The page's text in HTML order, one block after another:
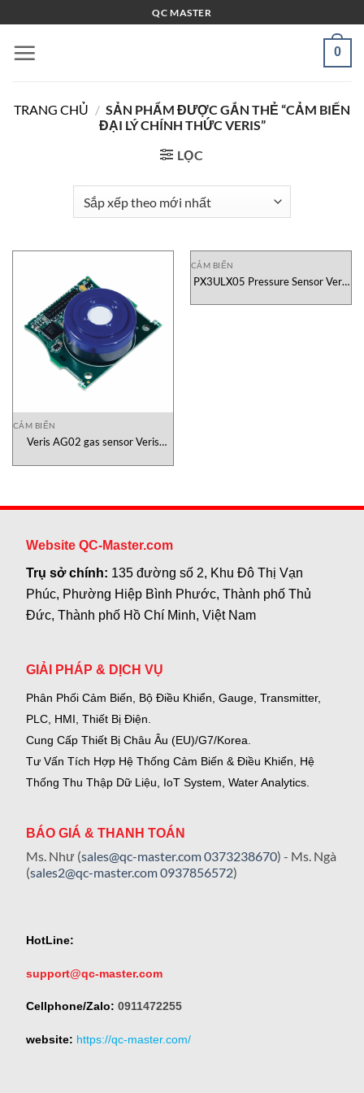
qua
nội
QC MASTER
0
TRANG CHỦ / SẢN PHẨM ĐƯỢC GẮN THẺ “CẢM BIẾN
ĐẠI LÝ CHÍNH THỨC VERIS”
LỌC
CẢM BIẾN
Veris AG02 gas sensor Veris
CẢM BIẾN
PX3ULX05 Pressure Sensor Veris
Website QC-Master.com
Trụ sở chính: 135 đường số 2, Khu Đô Thị Vạn
Phúc, Phường Hiệp Bình Phước, Thành phố Thủ
Đức, Thành phố Hồ Chí Minh, Việt Nam
GIẢI PHÁP & DỊCH VỤ
Phân Phối Cảm Biến, Bộ Điều Khiển, Gauge, Transmitter,
PLC, HMI, Thiết Bị Điện.
Cung Cấp Thiết Bị Châu Âu (EU)/G7/Korea.
Tư Vấn Tích Hợp Hệ Thống Cảm Biến & Điều Khiển, Hệ
Thống Thu Thập Dữ Liệu, IoT System, Water Analytics.
BÁO GIÁ & THANH TOÁN
Ms. Như (sales@qc-master.com0373238670) - Ms. Ngà
(sales2@qc-master.com0937856572)
HotLine:
support@qc-master.com
Cellphone/Zalo: 0911472255
website: https://qc-master.com/